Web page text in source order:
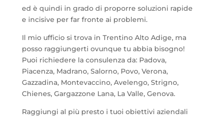
ed è quindi in grado di proporre soluzioni rapide
e incisive per far fronte ai problemi.
Il mio ufficio si trova in Trentino Alto Adige, ma
posso raggiungerti ovunque tu abbia bisogno!
Puoi richiedere la consulenza da: Padova,
Piacenza, Madrano, Salorno, Povo, Verona,
Gazzadina, Montevaccino, Avelengo, Strigno,
Chienes, Gargazzone Lana, La Valle, Genova.
Raggiungi al più presto i tuoi obiettivi aziendali